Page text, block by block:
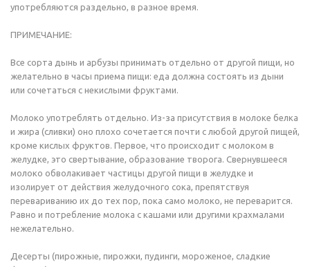
употребляются раздельно, в разное время.
ПРИМЕЧАНИЕ:
Все сорта дынь и арбузы принимать отдельно от другой пищи, но
желательно в часы приема пищи: еда должна состоять из дыни
или сочетаться с некислыми фруктами.
Молоко употреблять отдельно. Из-за присутствия в молоке белка
и жира (сливки) оно плохо сочетается почти с любой другой пищей,
кроме кислых фруктов. Первое, что происходит с молоком в
желудке, это свертывание, образование творога. Свернувшееся
молоко обволакивает частицы другой пищи в желудке и
изолирует от действия желудочного сока, препятствуя
перевариванию их до тех пор, пока само молоко, не переварится.
Равно и потребление молока с кашами или другими крахмалами
нежелательно.
Десерты (пирожные, пирожки, пудинги, мороженое, сладкие